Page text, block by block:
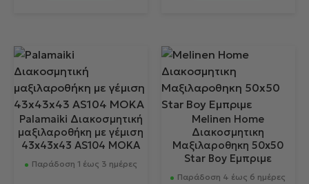
Palamaiki Διακοσμητική
μαξιλαροθήκη με γέμιση
43x43x43 AS104 MOKA
Παράδοση 1 έως 3 ημέρες
Melinen Home
Διακοσμητικη
Μαξιλαροθηκη 50x50
Star Boy Εμπριμε
Παράδοση 4 έως 6 ημέρες